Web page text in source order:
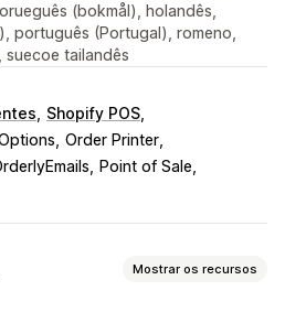
(bokmål), holandês,
português (Portugal), romeno,
tailandês
Shopify POS
Order Printer
Point of Sale
Mostrar os recursos